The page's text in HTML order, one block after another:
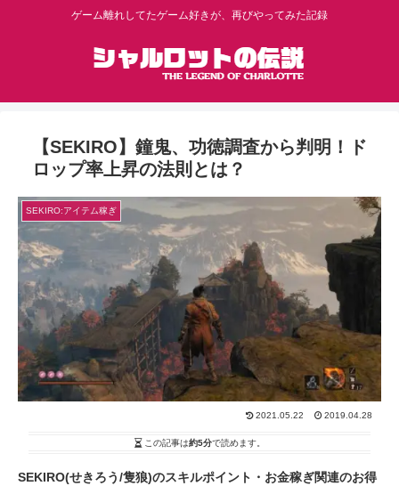
ゲーム離れしてたゲーム好きが、再びやってみた記録
【SEKIRO】鐘鬼、功徳調査から判明！ド
ロップ率上昇の法則とは？
SEKIRO:アイテム稼ぎ
2021.05.22 2019.04.28
この記事は約5分で読めます。
SEKIRO(せきろう/隻狼)のスキルポイント・お金稼ぎ関連のお得